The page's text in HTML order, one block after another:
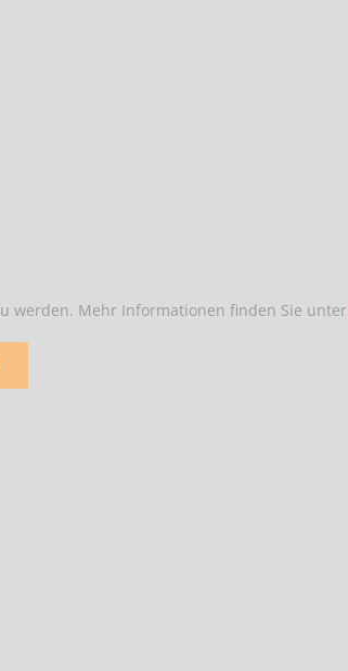
werden. Mehr Informationen finden Sie unter